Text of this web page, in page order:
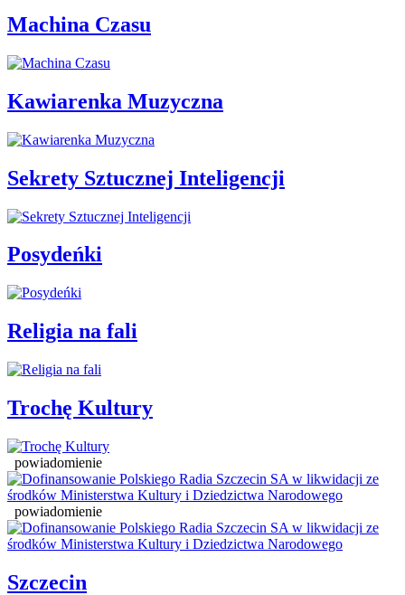
Machina Czasu
Kawiarenka Muzyczna
Sekrety Sztucznej Inteligencji
Posydeńki
Religia na fali
Trochę Kultury
powiadomienie
powiadomienie
Szczecin